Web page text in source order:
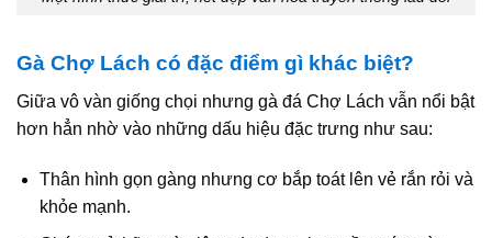
Gà Chợ Lách có đặc điểm gì khác biệt?
Giữa vô vàn giống chọi nhưng gà đá Chợ Lách vẫn nổi bật
hơn hẳn nhờ vào những dấu hiệu đặc trưng như sau:
Thân hình gọn gàng nhưng cơ bắp toát lên vẻ rắn rỏi và
khỏe mạnh.